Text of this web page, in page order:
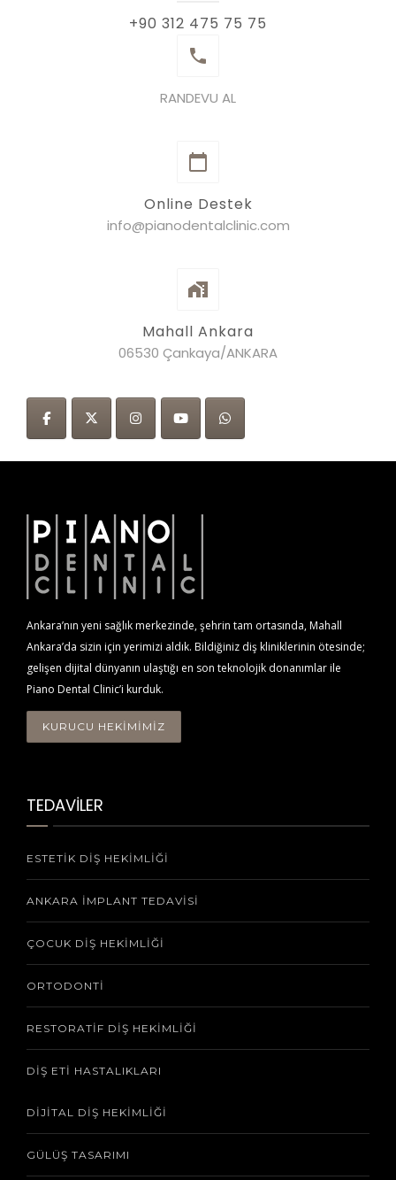
+90 312 475 75 75
RANDEVU AL
Online Destek
info@pianodentalclinic.com
Mahall Ankara
06530 Çankaya/ANKARA
Ankara’nın yeni sağlık merkezinde, şehrin tam ortasında, Mahall
Ankara’da sizin için yerimizi aldık. Bildiğiniz diş kliniklerinin ötesinde;
gelişen dijital dünyanın ulaştığı en son teknolojik donanımlar ile
Piano Dental Clinic’i kurduk.
KURUCU HEKİMİMİZ
TEDAVİLER
ESTETIK DIŞ HEKIMLIĞI
ANKARA İMPLANT TEDAVISI
ÇOCUK DIŞ HEKIMLIĞI
ORTODONTI
RESTORATIF DIŞ HEKIMLIĞI
DIŞ ETI HASTALIKLARI
DIJITAL DIŞ HEKIMLIĞI
GÜLÜŞ TASARIMI